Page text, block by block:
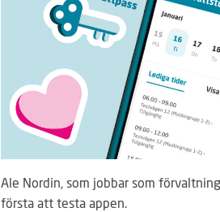
Ale Nordin, som jobbar som
första att testa appen.